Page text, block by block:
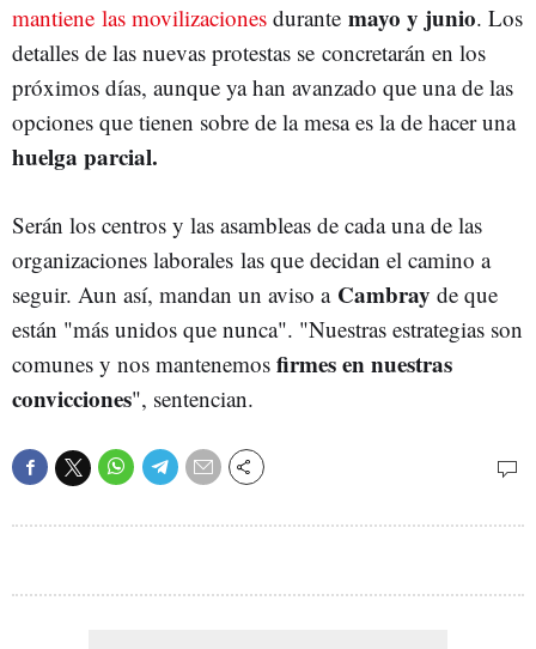
mantiene las movilizaciones durante mayo y junio. Los
detalles de las nuevas protestas se concretarán en los
próximos días, aunque ya han avanzado que una de las
opciones que tienen sobre de la mesa es la de hacer una
huelga parcial.
Serán los centros y las asambleas de cada una de las
organizaciones laborales las que decidan el camino a
seguir. Aun así, mandan un aviso a Cambray de que
están "más unidos que nunca". "Nuestras estrategias son
comunes y nos mantenemos firmes en nuestras
convicciones", sentencian.